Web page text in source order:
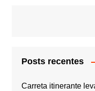
Posts recentes
Carreta itinerante